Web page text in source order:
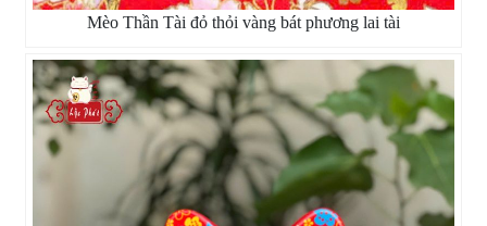
Mèo Thần Tài đỏ thỏi vàng bát phương lai tài